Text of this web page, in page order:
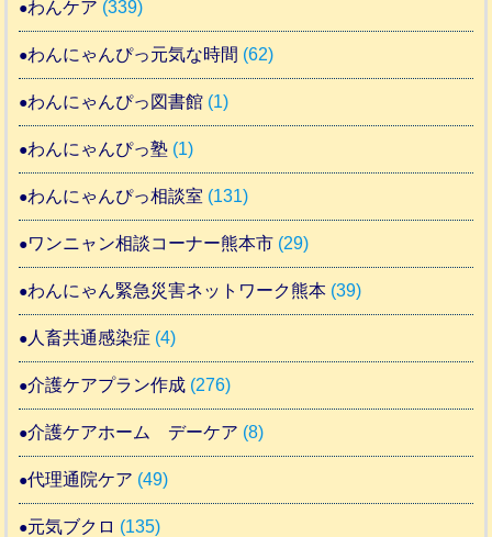
わんケア (339)
わんにゃんぴっ元気な時間 (62)
わんにゃんぴっ図書館 (1)
わんにゃんぴっ塾 (1)
わんにゃんぴっ相談室 (131)
ワンニャン相談コーナー熊本市 (29)
わんにゃん緊急災害ネットワーク熊本 (39)
人畜共通感染症 (4)
介護ケアプラン作成 (276)
介護ケアホーム デーケア (8)
代理通院ケア (49)
元気ブクロ (135)